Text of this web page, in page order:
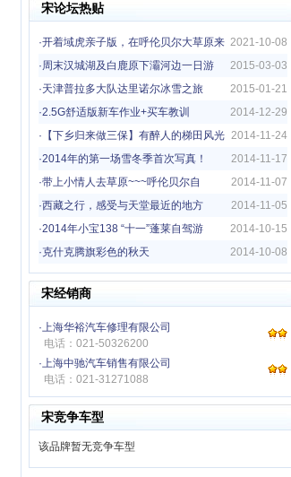
宋论坛热贴
2021-10-08
·开着域虎亲子版，在呼伦贝尔大草原来
一场亲子旅行
2015-03-03
·周末汉城湖及白鹿原下灞河边一日游
2015-01-21
·天津普拉多大队达里诺尔冰雪之旅
2014-12-29
·2.5G舒适版新车作业+买车教训
2014-11-24
· 【下乡归来做三保】有醉人的梯田风光
哦
2014-11-17
·2014年的第一场雪冬季首次写真！
2014-11-07
·带上小情人去草原~~~呼伦贝尔自
驾！！！
2014-11-05
·西藏之行，感受与天堂最近的地方
2014-10-15
·2014年小宝138 “十一”蓬莱自驾游
2014-10-08
·克什克腾旗彩色的秋天
宋经销商
·上海华裕汽车修理有限公司
电话：021-50326200
·上海中驰汽车销售有限公司
电话：021-31271088
宋竞争车型
该品牌暂无竞争车型